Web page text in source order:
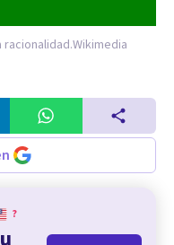
Wikimedia
?